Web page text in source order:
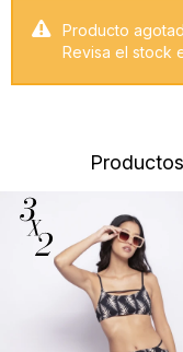
Producto
Revisa el stock